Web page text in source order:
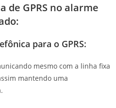
de GPRS no alarme
para o GPRS:
mesmo com a linha fixa
mantendo uma